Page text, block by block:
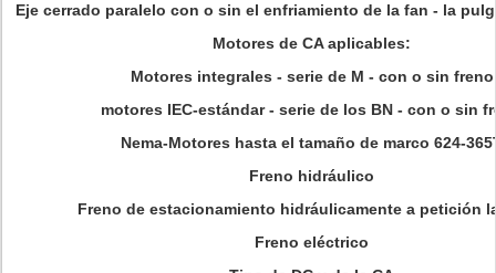
Eje cerrado paralelo con o sin el enfriamiento de la fan - la
Motores de CA aplicables:
Motores integrales - serie de M - con o sin freno
motores IEC-estándar - serie de los BN - con o sin
Nema-Motores hasta el tamaño de marco 624-
Freno hidráulico
Freno de estacionamiento hidráulicamente a petición
Freno eléctrico